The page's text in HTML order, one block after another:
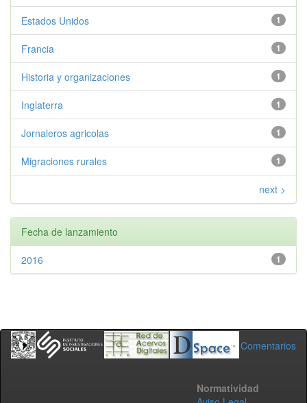
1
Estados Unidos
1
Francia
1
Historia y organizaciones
1
Inglaterra
1
Jornaleros agricolas
1
Migraciones rurales
next >
Fecha de lanzamiento
1
2016
Comentarios
Normatividad